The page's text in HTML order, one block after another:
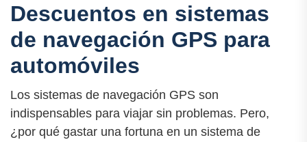
Descuentos en sistemas
de navegación GPS para
automóviles
Los sistemas de navegación GPS son
indispensables para viajar sin problemas. Pero,
¿por qué gastar una fortuna en un sistema de